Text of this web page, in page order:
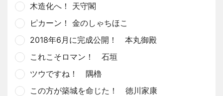
木造化へ！ 天守閣
ピカーン！ 金のしゃちほこ
2018年6月に完成公開！ 本丸御殿
これこそロマン！ 石垣
ツウですね！ 隅櫓
この方が築城を命じた！ 徳川家康